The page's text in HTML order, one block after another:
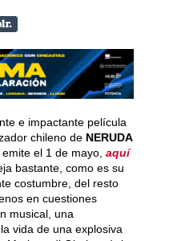
e impactante película
chileno de NERUDA
el 1 de mayo, aquí
bastante, como es su
costumbre, del resto
en cuestiones
musical, una
vida de una explosiva